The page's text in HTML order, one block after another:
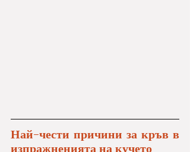
Най-чести причини за кръв в
изпражненията на кучето